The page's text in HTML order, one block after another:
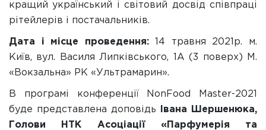
кращий український і світовий досвід співпраці
рітейлерів і постачальників.
Дата і місце проведення:14 травня 2021р. м.
Київ, вул. Василя Липківського, 1А (3 поверх) М.
«Вокзальна» РК «Ультрамарин».
В програмі конференції NonFood Master-2021
буде представлена доповідь Івана Шершенюка,
Голови НТК Асоціації «Парфумерія та